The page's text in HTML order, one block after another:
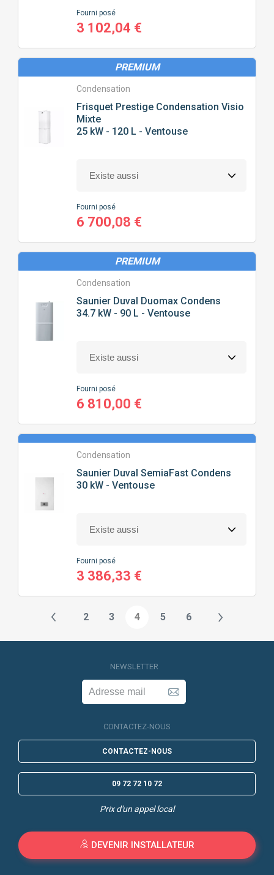
Fourni posé
3 102,04 €
PREMIUM
Condensation
Frisquet Prestige Condensation Visio
Mixte
25 kW - 120 L - Ventouse
Fourni posé
6 700,08 €
PREMIUM
Condensation
Saunier Duval Duomax Condens
34.7 kW - 90 L - Ventouse
Fourni posé
6 810,00 €
Condensation
Saunier Duval SemiaFast Condens
30 kW - Ventouse
Fourni posé
3 386,33 €
2 3 4 5 6
NEWSLETTER
CONTACTEZ-NOUS
CONTACTEZ-NOUS
09 72 72 10 72
Prix d'un appel local
DEVENIR INSTALLATEUR